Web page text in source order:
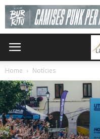
Home Notícies